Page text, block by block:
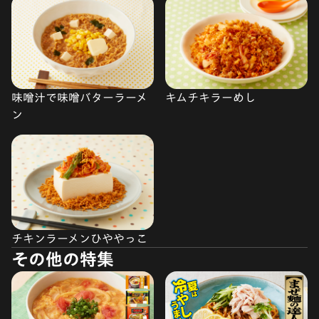
味噌汁で味噌バターラーメ
ン
キムチキラーめし
チキンラーメンひややっこ
その他の特集